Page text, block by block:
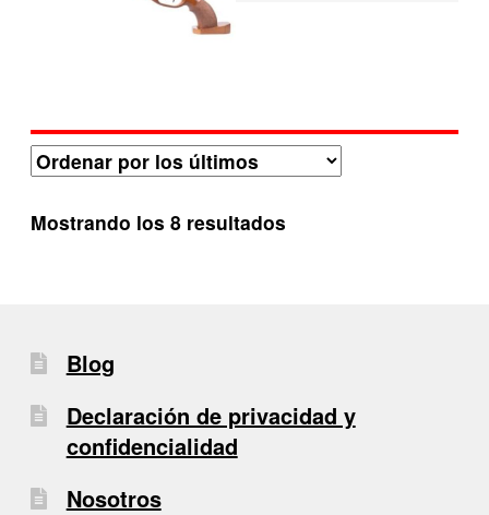
Mostrando los 8 resultados
Blog
Declaración de privacidad y
confidencialidad
Nosotros